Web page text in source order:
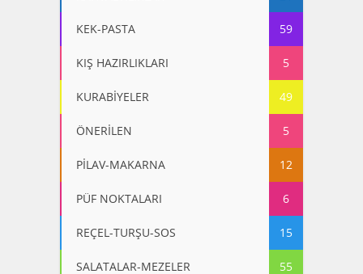
KEK-PASTA 59
KIŞ HAZIRLIKLARI 5
KURABİYELER 49
ÖNERİLEN 5
PİLAV-MAKARNA 12
PÜF NOKTALARI 6
REÇEL-TURŞU-SOS 15
SALATALAR-MEZELER 55